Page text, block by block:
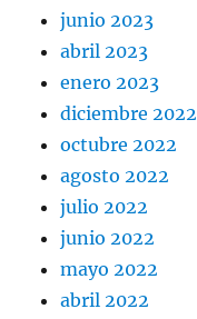
junio 2023
abril 2023
enero 2023
diciembre 2022
octubre 2022
agosto 2022
julio 2022
junio 2022
mayo 2022
abril 2022